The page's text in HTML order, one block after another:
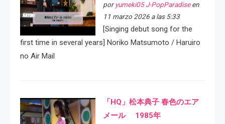
por yumeki05 J-PopParadiseen
11 marzo 2026 a las 5:33
[Singing debut song for the
first time in several years] Noriko Matsumoto / Haruiro
no Air Mail
「HQ」松本典子 春色のエア
メール 1985年